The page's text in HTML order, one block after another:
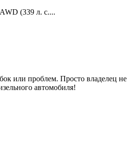
(339 л. с....
или проблем. Просто владелец не
автомобиля!